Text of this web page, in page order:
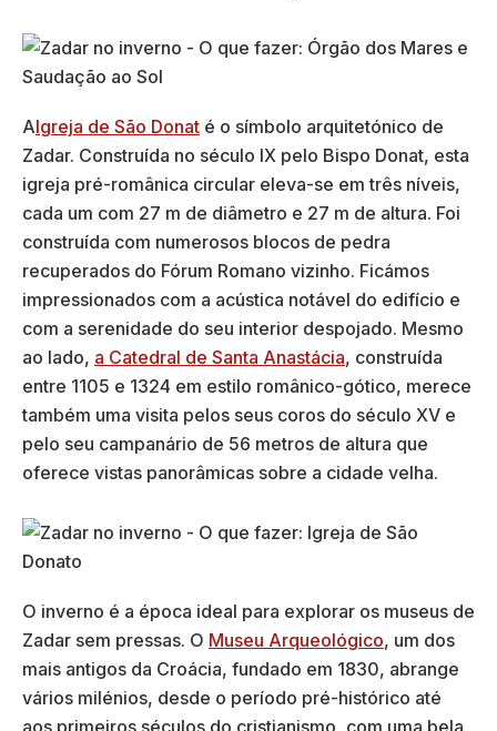
AIgreja de São Donat é o símbolo arquitetónico de
Zadar. Construída no século IX pelo Bispo Donat, esta
igreja pré-românica circular eleva-se em três níveis,
cada um com 27 m de diâmetro e 27 m de altura. Foi
construída com numerosos blocos de pedra
recuperados do Fórum Romano vizinho. Ficámos
impressionados com a acústica notável do edifício e
com a serenidade do seu interior despojado. Mesmo
ao lado, a Catedral de Santa Anastácia, construída
entre 1105 e 1324 em estilo românico-gótico, merece
também uma visita pelos seus coros do século XV e
pelo seu campanário de 56 metros de altura que
oferece vistas panorâmicas sobre a cidade velha.
O inverno é a época ideal para explorar os museus de
Zadar sem pressas. O Museu Arqueológico, um dos
mais antigos da Croácia, fundado em 1830, abrange
vários milénios, desde o período pré-histórico até
aos primeiros séculos do cristianismo, com uma bela